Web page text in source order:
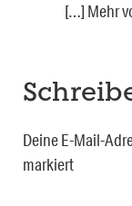
[…] Mehr
Deine E-Mail-
markiert